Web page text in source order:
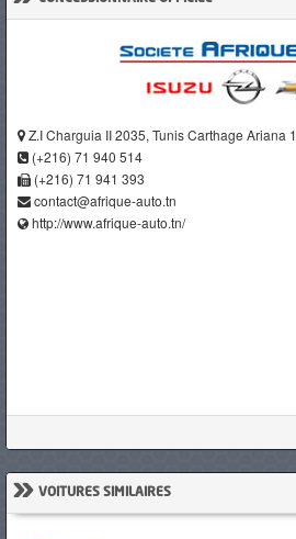
Z.I Charguia II 2035, Tunis Carthage Ariana 1
(+216) 71 940 514
(+216) 71 941 393
contact@afrique-auto.tn
http://www.afrique-auto.tn/
» VOITURES SIMILAIRES